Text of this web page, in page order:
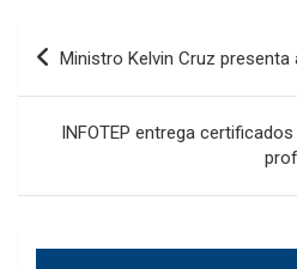
Navegación
de
Ministro Kelvin Cruz presenta
INFOTEP entrega